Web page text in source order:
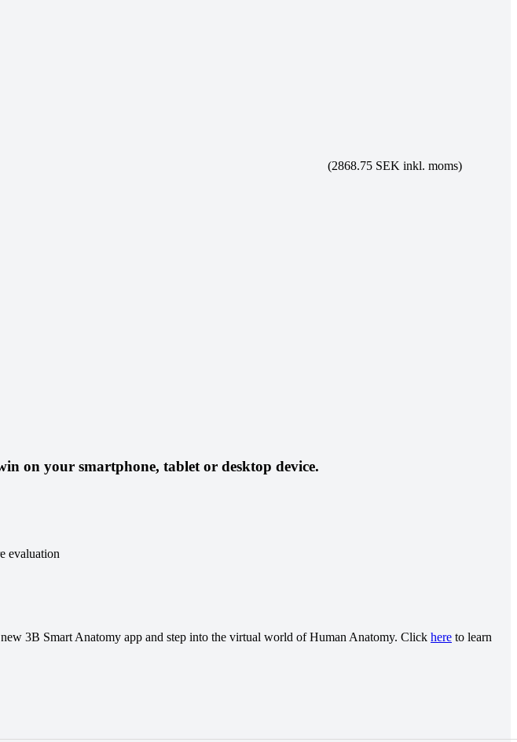
(2868.75 SEK inkl. moms)
on your smartphone, tablet or desktop device.
evaluation
3B Smart Anatomy app and step into the virtual world of Human Anatomy. Click here to learn